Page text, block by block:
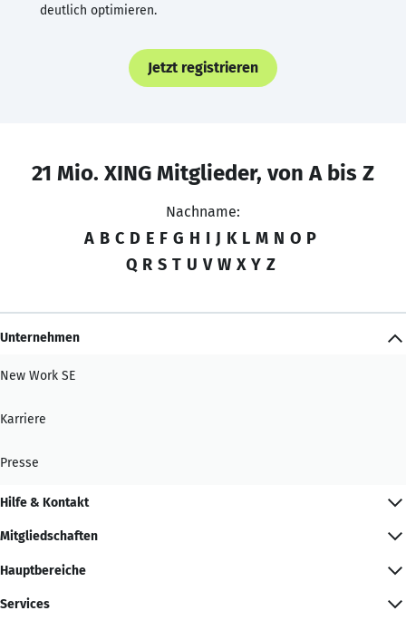
deutlich optimieren.
Jetzt registrieren
21 Mio. XING Mitglieder, von A bis Z
Nachname:
A B C D E F G H I J K L M N O P
Q R S T U V W X Y Z
Unternehmen
New Work SE
Karriere
Presse
Hilfe & Kontakt
Mitgliedschaften
Hauptbereiche
Services